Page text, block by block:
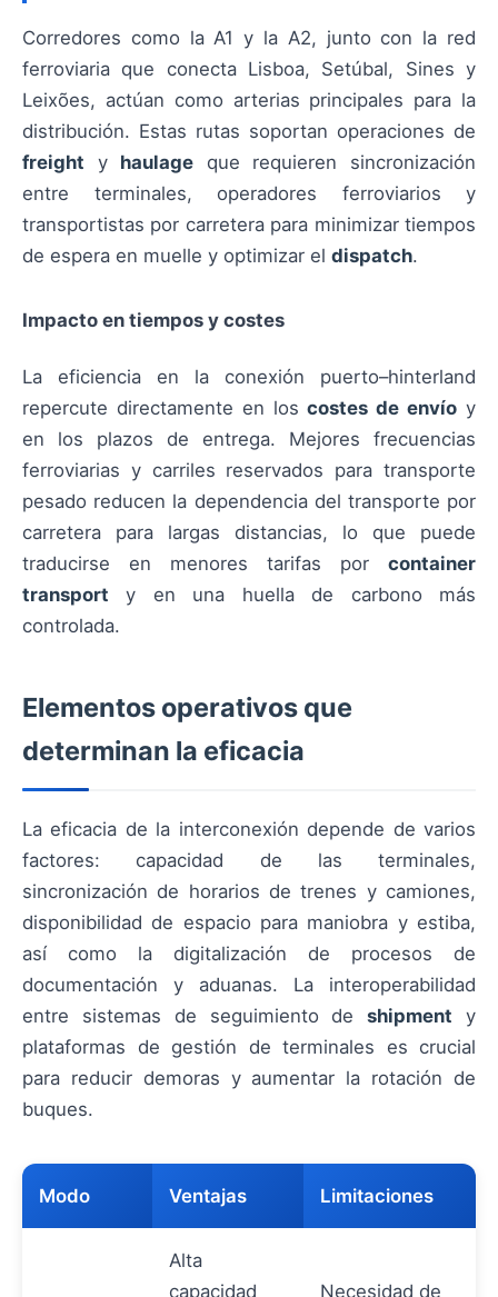
Corredores como la A1 y la A2, junto con la red
ferroviaria que conecta Lisboa, Setúbal, Sines y
Leixões, actúan como arterias principales para la
distribución. Estas rutas soportan operaciones de
freight y haulage que requieren sincronización
entre terminales, operadores ferroviarios y
transportistas por carretera para minimizar tiempos
de espera en muelle y optimizar el dispatch.
Impacto en tiempos y costes
La eficiencia en la conexión puerto–hinterland
repercute directamente en loscostes de envío y
en los plazos de entrega. Mejores frecuencias
ferroviarias y carriles reservados para transporte
pesado reducen la dependencia del transporte por
carretera para largas distancias, lo que puede
traducirse en menores tarifas por container
transport y en una huella de carbono más
controlada.
Elementos operativos que
determinan la eficacia
La eficacia de la interconexión depende de varios
factores: capacidad de las terminales,
sincronización de horarios de trenes y camiones,
disponibilidad de espacio para maniobra y estiba,
así como la digitalización de procesos de
documentación y aduanas. La interoperabilidad
entre sistemas de seguimiento deshipment y
plataformas de gestión de terminales es crucial
para reducir demoras y aumentar la rotación de
buques.
Modo Ventajas Limitaciones
Alta
capacidad
Necesidad de